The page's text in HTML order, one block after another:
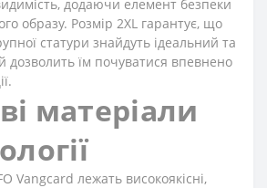
додаючи елемент безпеки
образу. Розмір 2XL гарантує, що
статури знайдуть ідеальний та
дозволить їм почуватися впевнено
матеріали
Vangcard лежать високоякісні,